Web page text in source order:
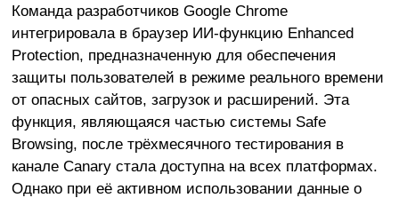
Команда разработчиков Google Chrome
интегрировала в браузер ИИ-функцию Enhanced
Protection, предназначенную для обеспечения
защиты пользователей в режиме реального времени
от опасных сайтов, загрузок и расширений. Эта
функция, являющаяся частью системы Safe
Browsing, после трёхмесячного тестирования в
канале Canary стала доступна на всех платформах.
Однако при её активном использовании данные о